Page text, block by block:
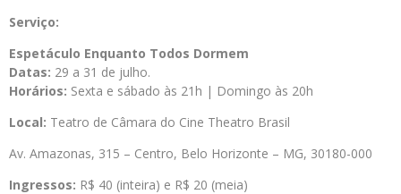
Serviço:
Espetáculo Enquanto Todos Dormem
Datas: 29 a 31 de julho.
Horários: Sexta e sábado às 21h | Domingo às 20h
Local: Teatro de Câmara do Cine Theatro Brasil
Av. Amazonas, 315 – Centro, Belo Horizonte – MG, 30180-000
Ingressos: R$ 40 (inteira) e R$ 20 (meia)